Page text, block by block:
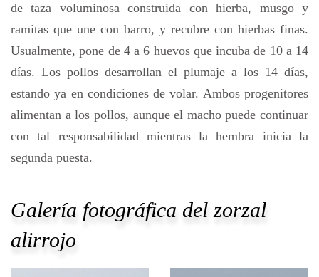
de taza voluminosa construida con hierba, musgo y
ramitas que une con barro, y recubre con hierbas finas.
Usualmente, pone de 4 a 6 huevos que incuba de 10 a 14
días. Los pollos desarrollan el plumaje a los 14 días,
estando ya en condiciones de volar. Ambos progenitores
alimentan a los pollos, aunque el macho puede continuar
con tal responsabilidad mientras la hembra inicia la
segunda puesta.
Galería fotográfica del zorzal
alirrojo